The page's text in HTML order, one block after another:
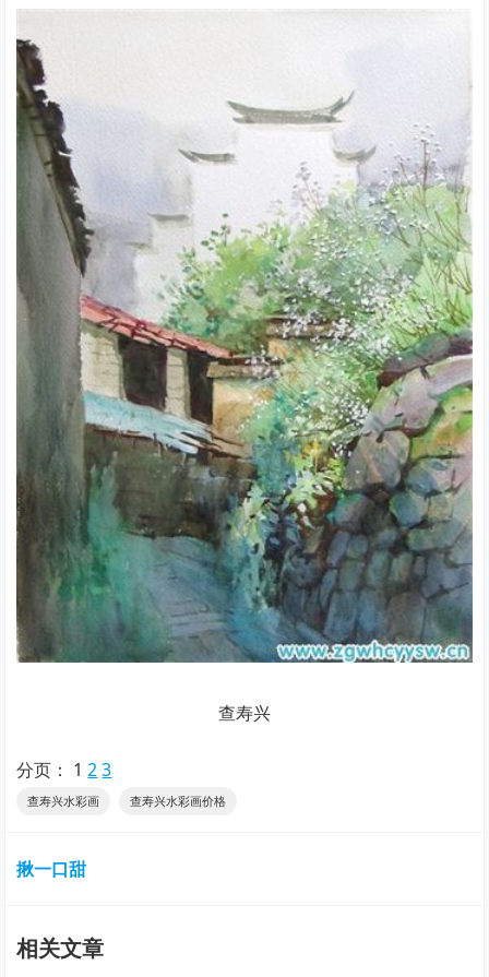
查寿兴
分页： 1 2 3
查寿兴水彩画 查寿兴水彩画价格
揪一口甜
相关文章